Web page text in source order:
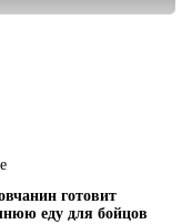
готовит
еду для бойцов